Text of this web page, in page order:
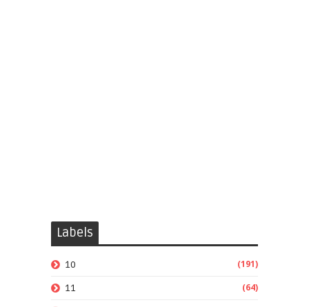
Labels
10 (191)
11 (64)